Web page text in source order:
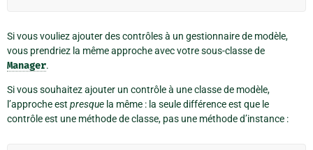
Si vous vouliez ajouter des contrôles à un gestionnaire de modèle,
vous prendriez la même approche avec votre sous-classe de
Manager.
Si vous souhaitez ajouter un contrôle à une classe de modèle,
l’approche est presque la même : la seule différence est que le
contrôle est une méthode de classe, pas une méthode d’instance :